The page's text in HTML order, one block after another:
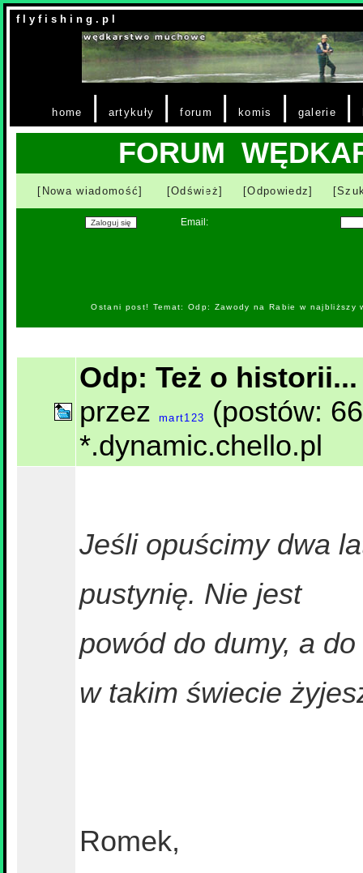
f l y f i s h i n g . p l
home | artykuły |forum | komis | galerie |
FORUM
[Nowa wiadomość] [Odśwież] [Odpowiedz]
Email:
Ostani post! Temat: Odp: Zawody na Rabie w
Odp: Też o
przez
mart123
(postów:
*.dynamic.chello.pl
Jeśli opuścimy dwa
pustynię. Nie jest
powód do dumy, a
w takim świecie
Romek,